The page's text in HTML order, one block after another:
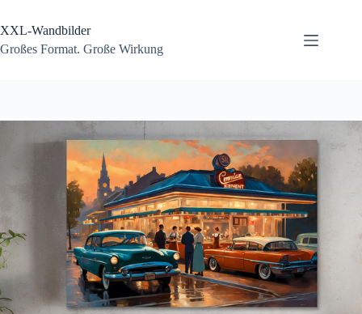
springen
XXL-Wandbilder
Großes Format. Große Wirkung